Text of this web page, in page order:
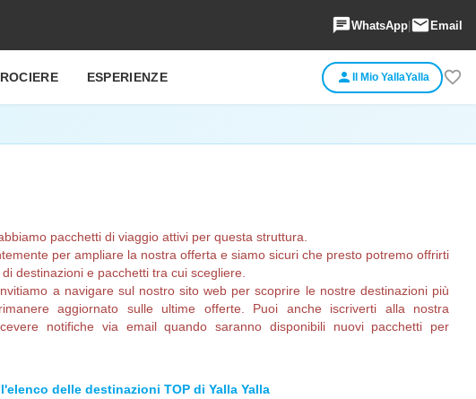
chatWhatsApp|emailEmail
ESPERIENZE person Il Mio YallaYalla favorite_border
pacchetti di viaggio attivi per questa struttura.
per ampliare la nostra offerta e siamo sicuri che presto potremo offrirti
destinazioni e pacchetti tra cui scegliere.
a navigare sul nostro sito web per scoprire le nostre destinazioni più
aggiornato sulle ultime offerte. Puoi anche iscriverti alla nostra
notifiche via email quando saranno disponibili nuovi pacchetti per
delle destinazioni TOP di Yalla Yalla